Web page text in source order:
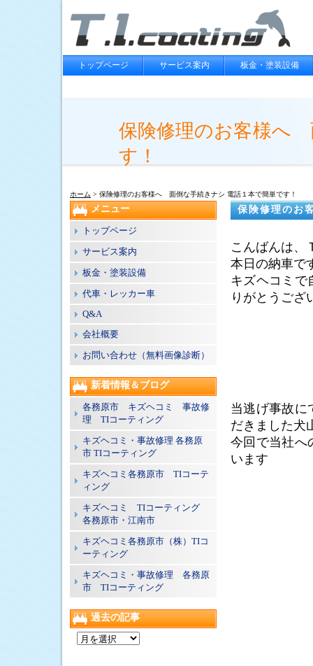
トップページ サービス案内 板金・塗装設備
保険修理のお客様へ
す！
ホーム > 保険修理のお客様へ 面倒な手続きナシ 電話１本で簡単です！
保険修理のお
こんばんは、
本日の納車で
キズヘコミで
りがとうござ
当逃げ事故に
だきました犬
今回で当社へ
います
メニュー
トップページ
サービス案内
板金・塗装設備
代車・レッカー車
Q&A
会社概要
お問い合わせ（無料画像診断）
新着情報＆ブログ
各務原市 キズヘコミ 事故修
理 TIコーティング
キズヘコミ・事故修理 各務原
市 TIコーティング
キズヘコミ各務原市 TIコーテ
ィング
キズヘコミ TIコーティング
各務原市・江南市
キズヘコミ各務原市（株）TIコ
ーティング
キズヘコミ・事故修理 各務原
市 TIコーティング
過去の記事
過
去